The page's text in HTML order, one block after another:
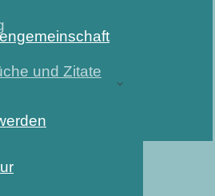
und Zitate